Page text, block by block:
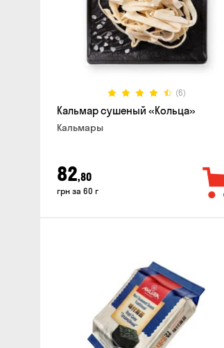
(6)
Кальмар сушеный «Кольца»
Кальмары
82,80
грн за 60 г